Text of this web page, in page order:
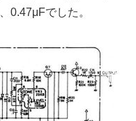
0.47μFでした。